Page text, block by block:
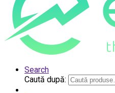
Search
Caută după: